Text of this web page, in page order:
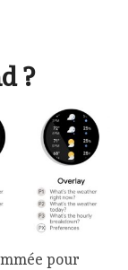
?
pour